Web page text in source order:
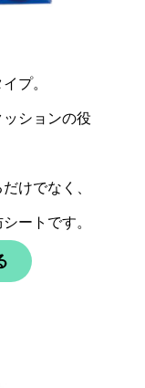
プ。
ションの役
けでなく、
ートです。